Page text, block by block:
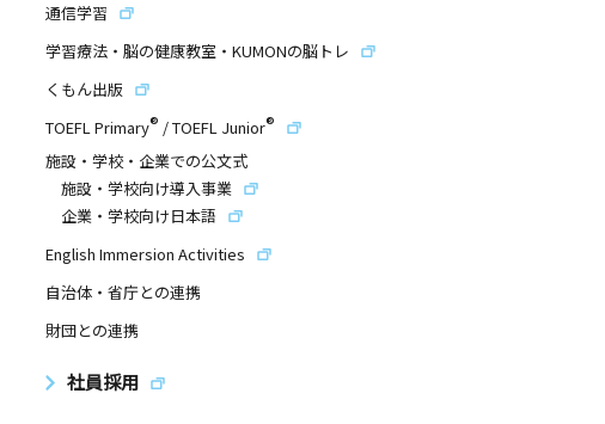
通信学習
学習療法・脳の健康教室・KUMONの脳トレ
くもん出版
TOEFL Primary® /TOEFL Junior®
施設・学校・企業での公文式
施設・学校向け導入事業
企業・学校向け日本語
English Immersion Activities
自治体・省庁との連携
財団との連携
社員採用